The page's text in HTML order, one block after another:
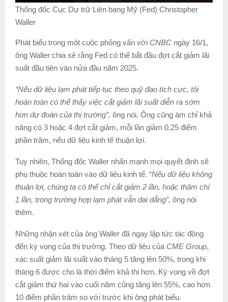
Thống đốc Cục Dự trữ Liên bang Mỹ (Fed) Christopher
Waller
Phát biểu trong một cuộc phỏng vấn với CNBC ngày 16/1,
ông Waller chia sẻ rằng Fed có thể bắt đầu đợt cắt giảm lãi
suất đầu tiên vào nửa đầu năm 2025.
“Nếu dữ liệu lạm phát tiếp tục theo quỹ đạo tích cực, tôi
hoàn toàn có thể thấy việc cắt giảm lãi suất diễn ra sớm
hơn dự đoán của thị trường”, ông nói. Ông cũng ám chỉ khả
năng có 3 hoặc 4 đợt cắt giảm, mỗi lần giảm 0,25 điểm
phần trăm, nếu dữ liệu kinh tế thuận lợi.
Tuy nhiên, Thống đốc Waller nhấn mạnh mọi quyết định sẽ
phụ thuộc hoàn toàn vào dữ liệu kinh tế. “Nếu dữ liệu không
thuận lợi, chúng ta có thể chỉ cắt giảm 2 lần, hoặc thậm chí
1 lần, trong trường hợp lạm phát vẫn dai dẳng”, ông nói
thêm.
Những nhận xét của ông Waller đã ngay lập tức tác động
đến kỳ vọng của thị trường. Theo dữ liệu của CME Group,
xác suất giảm lãi suất vào tháng 5 tăng lên 50%, trong khi
tháng 6 được cho là thời điểm khả thi hơn. Kỳ vọng về đợt
cắt giảm thứ hai vào cuối năm cũng tăng lên 55%, cao hơn
10 điểm phần trăm so với trước khi ông phát biểu.